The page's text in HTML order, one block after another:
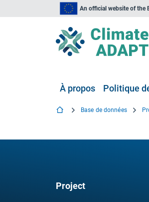
An official website of the
À propos Politique
Base de données
Project